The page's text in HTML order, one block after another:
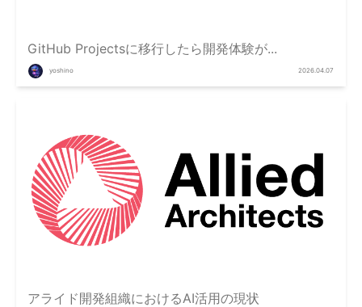
GitHub Projectsに移行したら開発体験が...
yoshino 2026.04.07
アライド開発組織におけるAI活用の現状